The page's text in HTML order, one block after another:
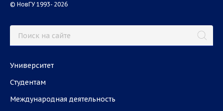
© НовГУ 1993- 2026
Университет
Студентам
Международная деятельность